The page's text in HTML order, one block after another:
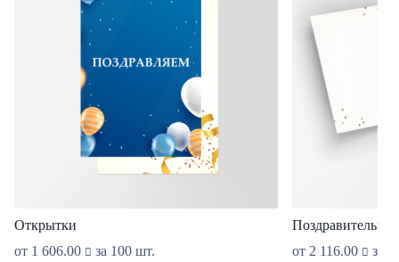
Открытки
от 1 606.00
за 100 шт.
от 2 116.00
за